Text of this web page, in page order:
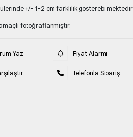
+/- 1-2 cm farklılık gösterebilmektedir
fotoğraflanmıştır.
Yaz Fiyat Alarmı
Telefonla Sipariş